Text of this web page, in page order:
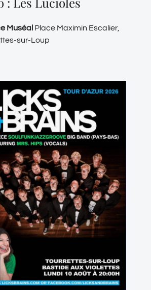
Muséal Place Maximin Escalier,
sur-Loup